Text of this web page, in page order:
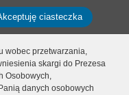
ciasteczka
wobec przetwarzania,
skargi do Prezesa
Osobowych,
danych osobowych